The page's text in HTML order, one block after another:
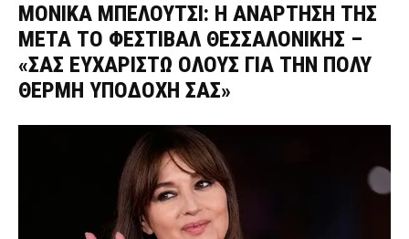
ΜΟΝΙΚΑ ΜΠΕΛΟΥΤΣΙ: Η ΑΝΑΡΤΗΣΗ ΤΗΣ
ΜΕΤΑ ΤΟ ΦΕΣΤΙΒΑΛ ΘΕΣΣΑΛΟΝΙΚΗΣ –
«ΣΑΣ ΕΥΧΑΡΙΣΤΩ ΟΛΟΥΣ ΓΙΑ ΤΗΝ ΠΟΛΥ
ΘΕΡΜΗ ΥΠΟΔΟΧΗ ΣΑΣ»